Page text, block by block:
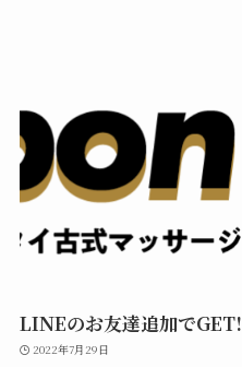
LINEのお友達追加でGET!
2022年7月29日